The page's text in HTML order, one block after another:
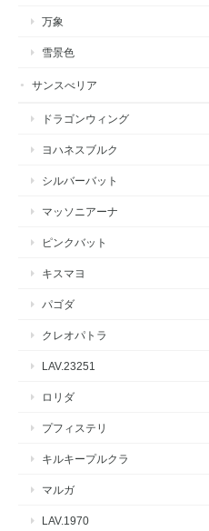
万象
雪景色
サンスべリア
ドラゴンウィング
ヨハネスブルク
シルバーバット
マッソニアーナ
ピンクバット
キスマヨ
パゴダ
クレオパトラ
LAV.23251
ロリダ
プフィステリ
キルキープルクラ
マルガ
LAV.1970